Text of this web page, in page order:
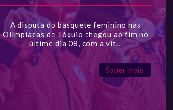
A disputa do basquete feminino nas
Olímpiadas de Tóquio chegou ao fim no
último dia 08, com a vit...
Saber mais